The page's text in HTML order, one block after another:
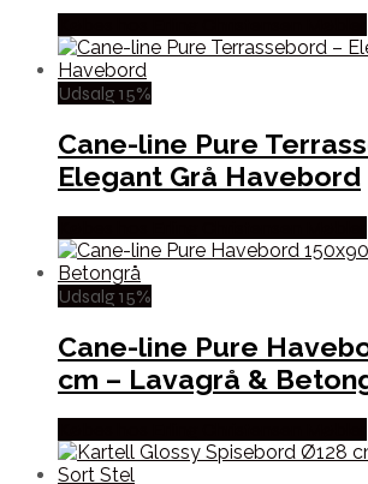
Udsalg 15%
Cane-line Pure
Elegant Grå Havebord
Udsalg 15%
Cane-line Pure
cm – Lavagrå &